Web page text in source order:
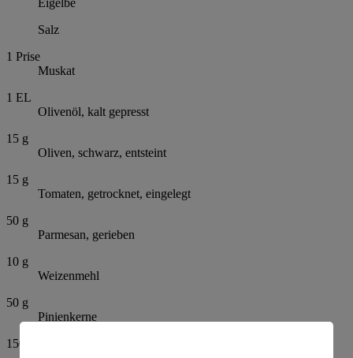
Eigelbe
Salz
1 Prise
Muskat
1 EL
Olivenöl, kalt gepresst
15 g
Oliven, schwarz, entsteint
15 g
Tomaten, getrocknet, eingelegt
50 g
Parmesan, gerieben
10 g
Weizenmehl
50 g
Pinienkerne
150